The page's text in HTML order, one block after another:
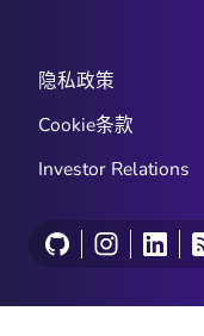
隐私政策
Cookie条款
Investor Relations